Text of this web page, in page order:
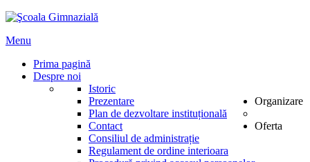
Menu
Prima pagină
Despre noi
Istoric
Prezentare
Plan de dezvoltare instituțională
Contact
Organizare
Consiliul de administrație
Regulament de ordine interioara
Oferta